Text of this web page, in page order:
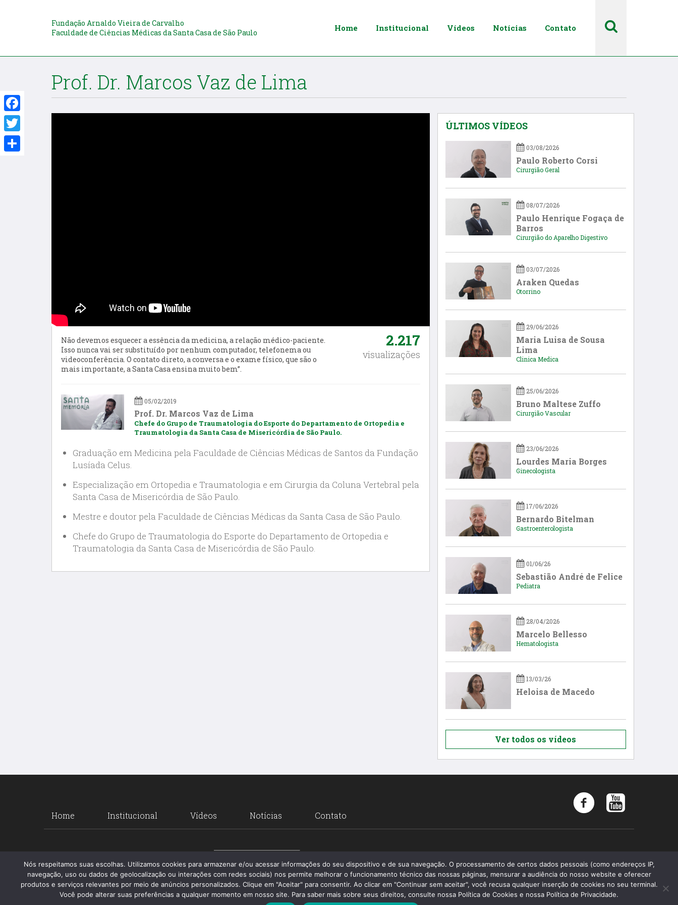
Fundação Arnaldo Vieira de Carvalho
Faculdade de Ciências Médicas da Santa Casa de São Paulo
Home Institucional Vídeos Notícias Contato
Prof. Dr. Marcos Vaz de Lima
Não devemos esquecer a essência da medicina, a relação médico-paciente.
Isso nunca vai ser substituído por nenhum computador, telefonema ou
videoconferência. O contato direto, a conversa e o exame físico, que são o
mais importante, a Santa Casa ensina muito bem”.
2.217
visualizações
05/02/2019
Prof. Dr. Marcos Vaz de Lima
Chefe do Grupo de Traumatologia do Esporte do Departamento de Ortopedia e
Traumatologia da Santa Casa de Misericórdia de São Paulo.
Graduação em Medicina pela Faculdade de Ciências Médicas de Santos da Fundação
Lusíada Celus.
Especialização em Ortopedia e Traumatologia e em Cirurgia da Coluna Vertebral pela
Santa Casa de Misericórdia de São Paulo.
Mestre e doutor pela Faculdade de Ciências Médicas da Santa Casa de São Paulo.
Chefe do Grupo de Traumatologia do Esporte do Departamento de Ortopedia e
Traumatologia da Santa Casa de Misericórdia de São Paulo.
ÚLTIMOS VÍDEOS
03/08/2026
Paulo Roberto Corsi
Cirurgião Geral
08/07/2026
Paulo Henrique Fogaça de
Barros
Cirurgião do Aparelho Digestivo
03/07/2026
Araken Quedas
Otorrino
29/06/2026
Maria Luisa de Sousa
Lima
Clinica Medica
25/06/2026
Bruno Maltese Zuffo
Cirurgião Vascular
23/06/2026
Lourdes Maria Borges
Ginecologista
17/06/2026
Bernardo Bitelman
Gastroenterologista
01/06/26
Sebastião André de Felice
Pediatra
28/04/2026
Marcelo Bellesso
Hematologista
13/03/26
Heloisa de Macedo
Ver todos os vídeos
Home Institucional Vídeos Notícias Contato
Santa Memória 2019 - Todos os direitos reservados
Faculdade de Ciências Médicas da Santa Casa de São Paulo
Fundação Arnaldo Vieira de Carvalho
Facebook
Twitter
Nós respeitamos suas escolhas. Utilizamos cookies para armazenar e/ou acessar informações do seu dispositivo e de sua navegação. O processamento de certos dados pessoais (como endereços IP,
navegação, uso ou dados de geolocalização ou interações com redes sociais) nos permite melhorar o funcionamento técnico das nossas páginas, mensurar a audiência do nosso website e oferecer
produtos e serviços relevantes por meio de anúncios personalizados. Clique em "Aceitar" para consentir. Ao clicar em "Continuar sem aceitar", você recusa qualquer inserção de cookies no seu terminal.
Você pode alterar suas preferências a qualquer momento em nosso site. Para saber mais sobre seus direitos, consulte nossa Política de Cookies e nossa Política de Privacidade.